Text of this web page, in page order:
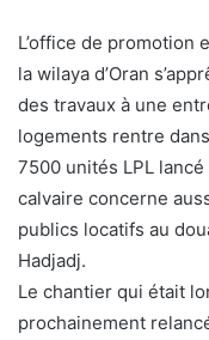
L’office de promotion
la wilaya d’Oran
des travaux à une
logements rentre
7500 unités LPL lancé
calvaire concerne
publics locatifs au
Hadjadj.
Le chantier qui était
prochainement